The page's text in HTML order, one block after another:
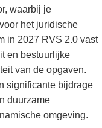
waarbij je
het juridische
in 2027 RVS 2.0 vast
en bestuurlijke
van de opgaven.
significante bijdrage
duurzame
omgeving.